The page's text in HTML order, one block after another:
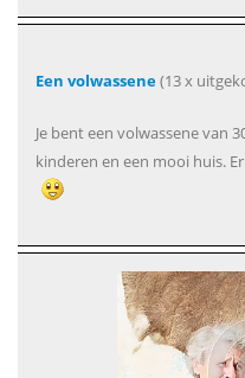
Een volwassene(13 x
Je bent een volwassene van
kinderen en een mooi huis.